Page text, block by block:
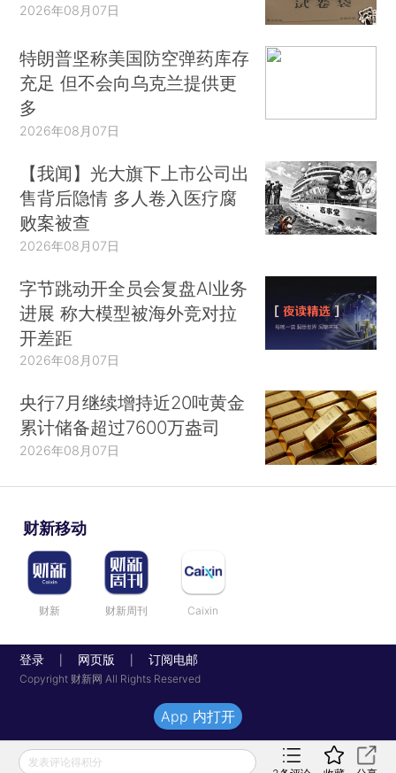
2026年08月07日
特朗普坚称美国防空弹药库存
充足 但不会向乌克兰提供更
多
2026年08月07日
【我闻】光大旗下上市公司出
售背后隐情 多人卷入医疗腐
败案被查
2026年08月07日
字节跳动开全员会复盘AI业务
进展 称大模型被海外竞对拉
开差距
2026年08月07日
央行7月继续增持近20吨黄金
累计储备超过7600万盎司
2026年08月07日
财新移动
财新 财新周刊 Caixin
登录 网页版 订阅电邮
Copyright 财新网 All Rights Reserved
发表评论得积分
App 内打开